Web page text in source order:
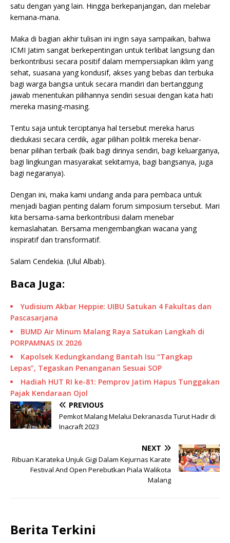
satu dengan yang lain. Hingga berkepanjangan, dan melebar
kemana-mana.
Maka di bagian akhir tulisan ini ingin saya sampaikan, bahwa
ICMI Jatim sangat berkepentingan untuk terlibat langsung dan
berkontribusi secara positif dalam mempersiapkan iklim yang
sehat, suasana yang kondusif, akses yang bebas dan terbuka
bagi warga bangsa untuk secara mandiri dan bertanggung
jawab menentukan pilihannya sendiri sesuai dengan kata hati
mereka masing-masing.
Tentu saja untuk terciptanya hal tersebut mereka harus
diedukasi secara cerdik, agar pilihan politik mereka benar-
benar pilihan terbaik (baik bagi dirinya sendiri, bagi keluarganya,
bagi lingkungan masyarakat sekitarnya, bagi bangsanya, juga
bagi negaranya).
Dengan ini, maka kami undang anda para pembaca untuk
menjadi bagian penting dalam forum simposium tersebut. Mari
kita bersama-sama berkontribusi dalam menebar
kemaslahatan. Bersama mengembangkan wacana yang
inspiratif dan transformatif.
Salam Cendekia. (Ulul Albab).
Baca Juga:
Yudisium Akbar Heppie: UIBU Satukan 4 Fakultas dan
Pascasarjana
BUMD Air Minum Malang Raya Satukan Langkah di
PORPAMNAS IX 2026
Kapolsek Kedungkandang Bantah Isu “Tangkap
Lepas”, Tegaskan Penanganan Sesuai SOP
Hadiah HUT RI ke-81: Pemprov Jatim Hapus Tunggakan
Pajak Kendaraan Ojol
PREVIOUS
Pemkot Malang Melalui Dekranasda Turut Hadir di
Inacraft 2023
NEXT
Ribuan Karateka Unjuk Gigi Dalam Kejurnas Karate
Festival And Open Perebutkan Piala Walikota
Malang
Berita Terkini